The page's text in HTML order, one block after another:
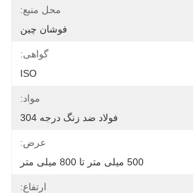
محل منبع:
فوشان چین
گواهی:
ISO
مواد:
فولاد ضد زنگ درجه 304
عرض:
500 میلی متر تا 800 میلی متر
ارتفاع: